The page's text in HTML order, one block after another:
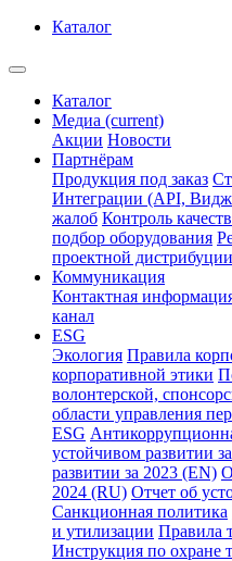
Каталог
Каталог
Медиа (current)
Акции Новости
Партнёрам
Продукция под заказ
Интеграции (API,
жалоб Контроль
подбор оборудования
проектной дистрибуции
Коммуникация
Контактная
канал
ESG
Экология Правила
корпоративной этики
волонтерской,
области управления
ESG
устойчивом развитии
развитии за 2023 (EN)
2024 (RU) Отчет об
Санкционная политика
и утилизации Правила
Инструкция по охране